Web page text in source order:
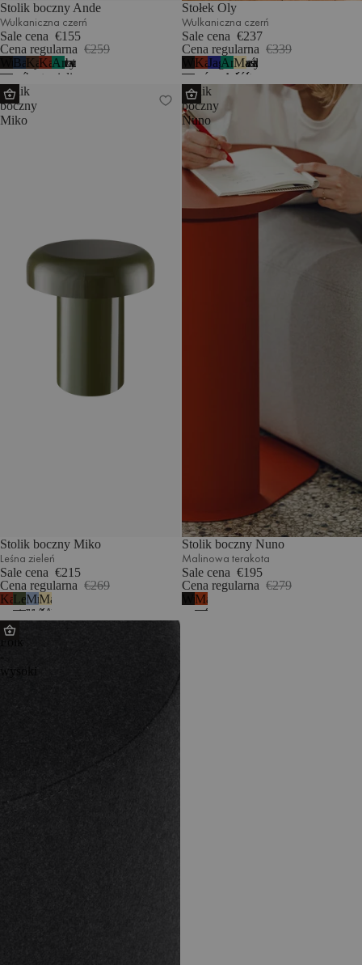
Stolik boczny Ande
Wulkaniczna czerń
Sale cena €155
Cena regularna €259
Wulkaniczna
czerń
Bałtycki
granat
Kakaowy
brąz
Kasztanowa
czerwień
Arbuzowa
zieleń
4
Stołek Oly
Wulkaniczna czerń
Sale cena €237
Cena regularna €339
Wulkaniczna
czerń
Kasztanowa
czerwień
Jagodowy
mus
Arbuzowa
zieleń
Maślany
żółty
1
Stolik
boczny
Miko
Stolik boczny Miko
Leśna zieleń
Sale cena €215
Cena regularna €269
Kasztanowa
czerwień
Leśna
zieleń
Mroźny
błękit
Maślany
żółty
Stolik
boczny
Nuno
Stolik boczny Nuno
Malinowa terakota
Sale cena €195
Cena regularna €279
Wulkaniczna
czerń
Malinowa
terakota
Puf
-
wysoki